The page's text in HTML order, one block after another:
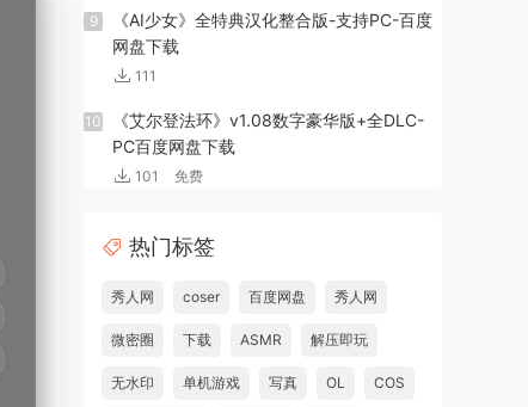
9
《AI少女》全特典汉化整合版-支持PC-百度
网盘下载
111
10
《艾尔登法环》v1.08数字豪华版+全DLC-
PC百度网盘下载
101 免费
热门标签
秀人网 coser 百度网盘 秀人网
微密圈 下载 ASMR 解压即玩
无水印 单机游戏 写真 OL COS